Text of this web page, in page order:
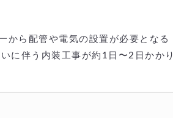
から配管や電気の設置が必要となる
に伴う内装工事が約1日〜2日かかり